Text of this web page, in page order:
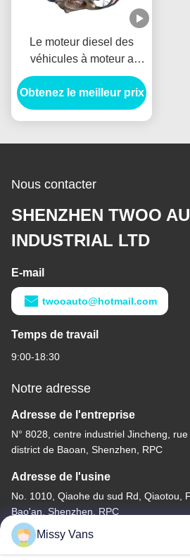
Le moteur diesel des
véhicules à moteur a
utilisé le moteur 6HL1T
complet avec la boîte de
vitesse pour Isuzu
Obtenez le meilleur prix
Nous contacter
SHENZHEN TWOO
INDUSTRIAL LTD
E-mail
twooauto@hotmail.com
Temps de travail
9:00-18:30
Notre adresse
Adresse de l'entreprise
N° 8028, centre industriel Jincheng,
district de Baoan, Shenzhen, RPC
Adresse de l'usine
No. 1010, Qiaohe du sud Rd, Qiaotou,
Bao'an, Shenzhen, RPC
Télégramme
+86-185-7643-6547
Missy Vans